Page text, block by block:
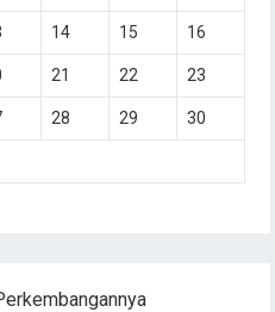
14 15 16
21 22 23
28 29 30